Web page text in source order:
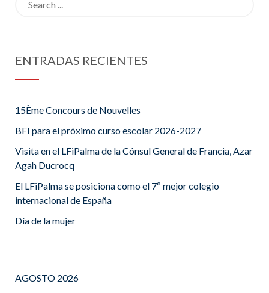
ENTRADAS RECIENTES
15Ème Concours de Nouvelles
BFI para el próximo curso escolar 2026-2027
Visita en el LFiPalma de la Cónsul General de Francia, Azar
Agah Ducrocq
El LFiPalma se posiciona como el 7º mejor colegio
internacional de España
Día de la mujer
AGOSTO 2026